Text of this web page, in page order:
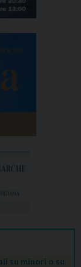
su minori o su